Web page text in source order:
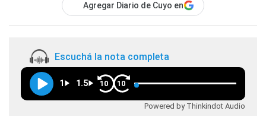
Agregar Diario de Cuyo en
Escuchá la nota completa
1 1.5 10 10
Powered by Thinkindot Audio